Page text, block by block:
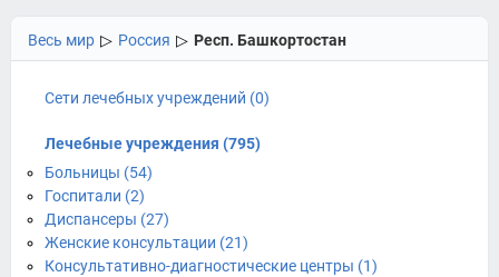
Весь мир ▷ Россия ▷ Респ. Башкортостан
Сети лечебных учреждений (0)
Лечебные учреждения (795)
Больницы (54)
Госпитали (2)
Диспансеры (27)
Женские консультации (21)
Консультативно-диагностические центры (1)